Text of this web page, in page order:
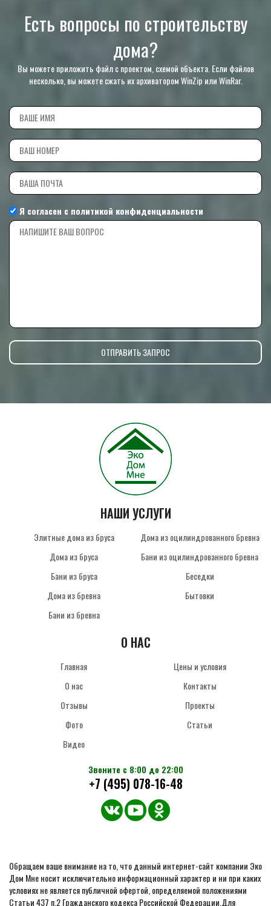
Есть вопросы по строительству
дома?
Вы можете приложить файл с проектом, схемой объекта. Если файлов
несколько, вы можете сжать их архиватором WinZip или WinRar.
Я согласен с политикой конфиденциальности
НАШИ УСЛУГИ
Элитные дома из бруса
Дома из бруса
Бани из бруса
Дома из бревна
Бани из бревна
Дома из оцилиндрованного бревна
Бани из оцилиндрованного бревна
Беседки
Бытовки
О НАС
Главная
О нас
Отзывы
Фото
Видео
Цены и условия
Контакты
Проекты
Статьи
Звоните с 8:00 до 22:00
+7 (495) 078-16-48
Обращаем ваше внимание на то, что данный интернет-сайт компании Эко
Дом Мне носит исключительно информационный характер и ни при каких
условиях не является публичной офертой, определяемой положениями
Статьи 437 п.2 Гражданского кодекса Российской Федерации.Для